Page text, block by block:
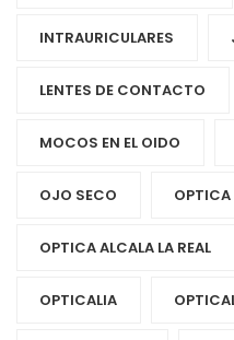
INTRAURICULARES
LENTES DE CONTACTO
MOCOS EN EL OIDO
OJO SECO OPTICA
OPTICA ALCALA LA REAL
OPTICALIA